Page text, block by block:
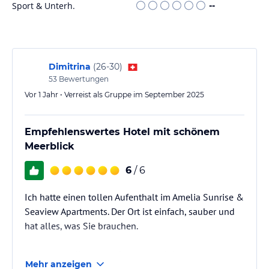
Freizeitangebote. Die Gäste haben jedoch die Möglichkeit, den
Bootsfahrten zu unternehmen. In der Umgebung gibt es auch
Möglichkeiten zum Wandern, Radfahren und Erkunden der Natur.
Hinweis:
Verfasst von HolidayCheck mit Hilfe von KI. Alle
Angaben ohne Gewähr. Bitte lies vor der Buchung die
verbindlichenAngebotsdetailsdes jeweiligen Veranstalters.
Sport & Unterh. --
Dimitrina (26-30)
53 Bewertungen
Vor 1 Jahr • Verreist als Gruppe im September 2025
Empfehlenswertes Hotel mit schönem
Meerblick
6 / 6
Ich hatte einen tollen Aufenthalt im Amelia Sunrise &
Seaview Apartments. Der Ort ist einfach, sauber und
hat alles, was Sie brauchen.
Mehr anzeigen